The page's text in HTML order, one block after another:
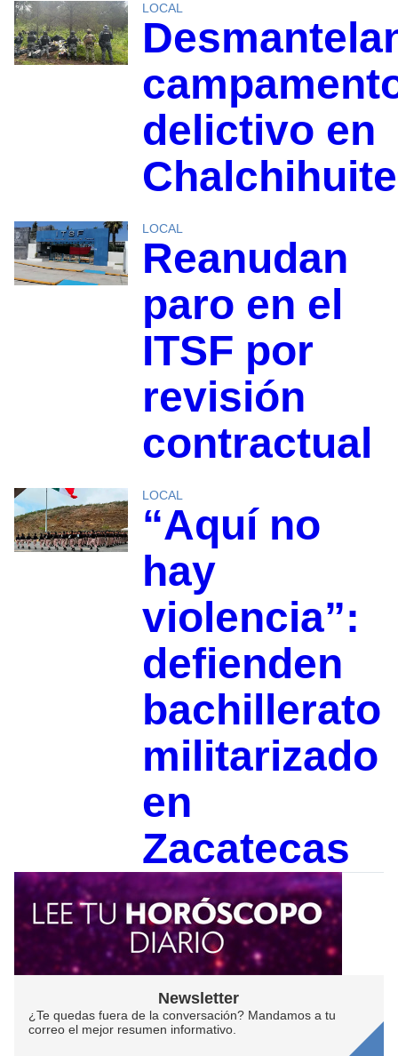
LOCAL
delictivo en
LOCAL
Reanudan
paro en el
ITSF por
revisión
contractual
LOCAL
“Aquí no
hay
violencia”:
defienden
bachillerato
militarizado
en
Zacatecas
Newsletter
¿Te quedas fuera de la conversación? Mandamos a tu
correo el mejor resumen informativo.